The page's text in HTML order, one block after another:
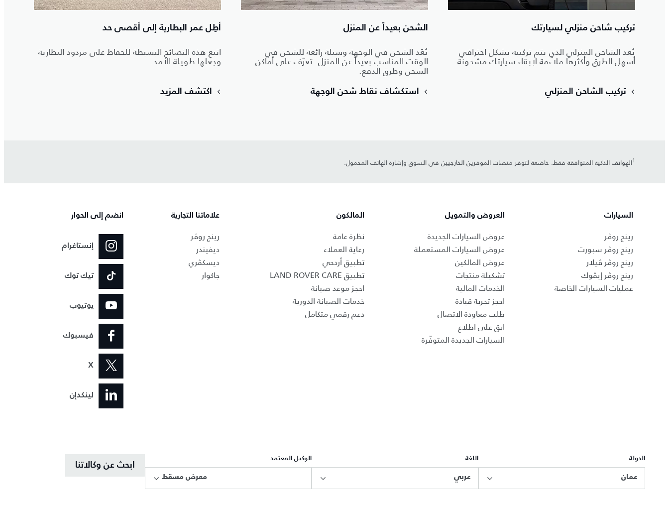
تركيب شاحن منزلي لسيارتك
يُعد الشاحن المنزلي الذي يتم تركيبه بشكل احترافي
أسهل الطرق وأكثرها ملاءمة لإبقاء سيارتك مشحونة.
تركيب الشاحن المنزلي
الشحن بعيداً عن المنزل
يُعَد الشحن في الوجهة وسيلة رائعة للشحن في
الوقت المناسب بعيداً عن المنزل. تعرَّف على أماكن
الشحن وطرق الدفع.
استكشاف نقاط شحن الوجهة
أطِل عمر البطارية إلى أقصى حد
اتبع هذه النصائح البسيطة للحفاظ على مردود البطارية
وجعلها طويلة الأمد.
اكتشف المزيد
1الهواتف الذكية المتوافقة فقط. خاضعة لتوفر منصات الموفرين الخارجيين في السوق وإشارة الهاتف المحمول.
السيارات
رينج روڤر
رينج روڤر سبورت
رينج روڤر ڤيلار
رينج روڤر إيڤوك
عمليات السيارات الخاصة
العروض والتمويل
عروض السيارات الجديدة
عروض السيارات المستعملة
عروض المالكين
تشكيلة منتجات
الخدمات المالية
احجز تجربة قيادة
طلب معاودة الاتصال
ابق على اطلاع
السيارات الجديدة المتوفّرة
المالكون
نظرة عامة
رعاية العملاء
تطبيق أردحي
تطبيق LAND ROVER CARE
احجز موعد صيانة
خدمات الصيانة الدورية
دعم رقمي متكامل
علاماتنا التجارية
رينج روڤر
ديفيندر
ديسكڤري
جاكوار
انضم إلى الحوار
إنستاغرام
تيك توك
يوتيوب
فيسبوك
X
لينكدإن
الدولة
عمان
اللغة
عربي
الوكيل المعتمد
معرض مسقط
ابحث عن وكالاتنا